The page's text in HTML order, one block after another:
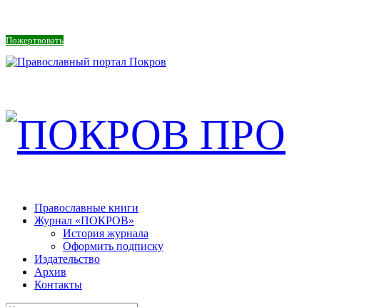
Пожертвовать
Православные книги
Журнал «ПОКРОВ»
История журнала
Оформить подписку
Издательство
Архив
Контакты